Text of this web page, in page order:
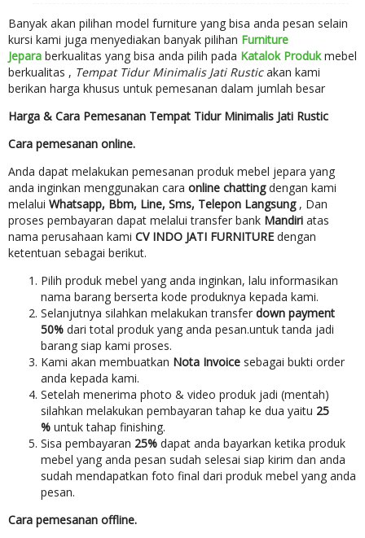
Banyak akan pilihan model furniture yang bisa anda pesan selain
kursi kami juga menyediakan banyak pilihan Furniture
Jepara berkualitas yang bisa anda pilih pada Katalok Produkmebel
berkualitas , Tempat Tidur Minimalis Jati Rusticakan kami
berikan harga khusus untuk pemesanan dalam jumlah besar
Harga & Cara Pemesanan Tempat Tidur Minimalis Jati Rustic
Cara pemesanan online.
Anda dapat melakukan pemesanan produk mebel jepara yang
anda inginkan menggunakan cara online chattingdengan kami
melalui Whatsapp, Bbm, Line, Sms, Telepon Langsung , Dan
proses pembayaran dapat melalui transfer bank Mandiri atas
nama perusahaan kami CV INDO JATI FURNITURE dengan
ketentuan sebagai berikut.
Pilih produk mebel yang anda inginkan, lalu informasikan
nama barang berserta kode produknya kepada kami.
Selanjutnya silahkan melakukan transfer down payment
50% dari total produk yang anda pesan.untuk tanda jadi
barang siap kami proses.
Kami akan membuatkan Nota Invoice sebagai bukti order
anda kepada kami.
Setelah menerima photo & video produk jadi (mentah)
silahkan melakukan pembayaran tahap ke dua yaitu 25
% untuk tahap finishing.
Sisa pembayaran 25% dapat anda bayarkan ketika produk
mebel yang anda pesan sudah selesai siap kirim dan anda
sudah mendapatkan foto final dari produk mebel yang anda
pesan.
Cara pemesanan offline.